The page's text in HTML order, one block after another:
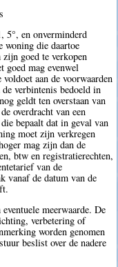
en onverminderd
woning die daartoe
goed te verkopen
goed mag evenwel
aan de voorwaarden
verbintenis bedoeld in
geldt ten overstaan van
overdracht van een
bepaalt dat in geval van
moet zijn verkregen
mag zijn dan de
btw en registratierechten,
van de
vanaf de datum van de
meerwaarde. De
verbetering of
worden genomen
beslist over de nadere